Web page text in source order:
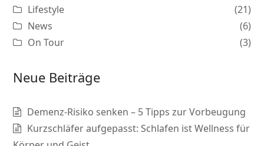
Lifestyle
(21)
News
(6)
On Tour
(3)
Neue Beiträge
Demenz-Risiko senken – 5 Tipps zur Vorbeugung
Kurzschläfer aufgepasst: Schlafen ist Wellness für